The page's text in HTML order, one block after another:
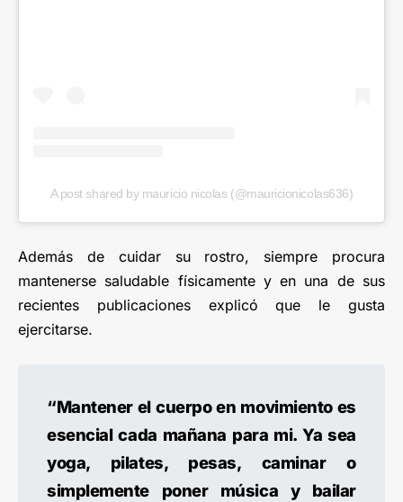
A post shared by mauricio nicolas (@mauricionicolas636)
Además de cuidar su rostro, siempre procura
mantenerse saludable físicamente y en una de sus
recientes publicaciones explicó que le gusta
ejercitarse.
“Mantener el cuerpo en movimiento es
esencial cada mañana para mi. Ya sea
yoga, pilates, pesas, caminar o
simplemente poner música y bailar